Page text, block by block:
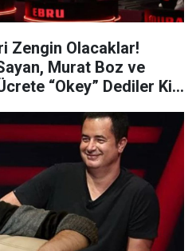
Zengin Olacaklar!
Murat Boz ve
“Okey” Dediler Ki…